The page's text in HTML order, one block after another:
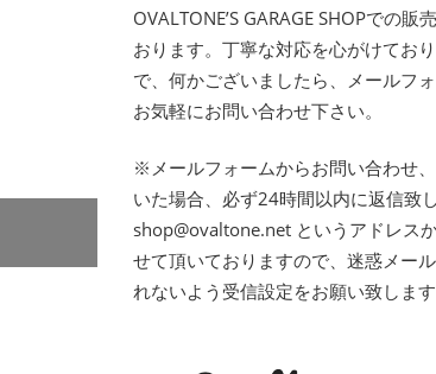
OVALTONE’S GARAGE SHOPでの販
おります。丁寧な対応を心がけてお
で、何かございましたら、メールフ
お気軽にお問い合わせ下さい。
※メールフォームからお問い合わせ
いた場合、必ず24時間以内に返信致し
shop@ovaltone.net というアドレス
せて頂いておりますので、迷惑メー
れないよう受信設定をお願い致します